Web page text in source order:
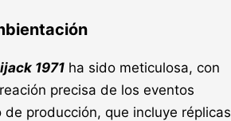
1971 ha sido meticulosa, con
precisa de los eventos
de producción, que incluye réplicas